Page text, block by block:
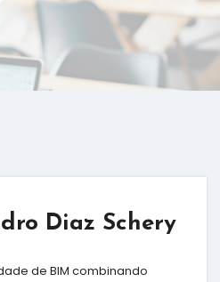
Diaz Schery
de BIM combinando